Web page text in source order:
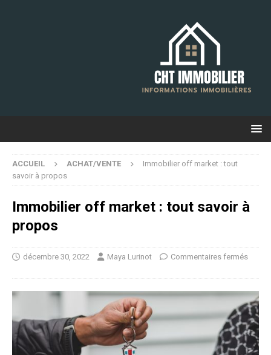
ACCUEIL ACHAT/VENTE
Immobilier off market : tout
savoir à propos
Immobilier off market : tout savoir à
propos
décembre 30, 2022 Maya Lurinot Commentaires fermés